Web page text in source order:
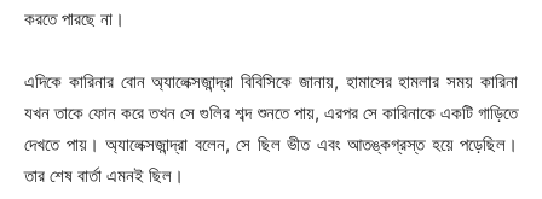
করতে পারছে না।
এদিকে কারিনার বোন অ্যালেক্সজান্দ্রা বিবিসিকে জানায়, হামাসের হামলার সময় কারিনা
যখন তাকে ফোন করে তখন সে গুলির শব্দ শুনতে পায়, এরপর সে কারিনাকে একটি গাড়িতে
দেখতে পায়। অ্যালেক্সজান্দ্রা বলেন, সে ছিল ভীত এবং আতঙ্কগ্রস্ত হয়ে পড়েছিল।
তার শেষ বার্তা এমনই ছিল।